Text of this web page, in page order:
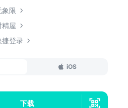
象限
精屋
捷登录
iOS
下载